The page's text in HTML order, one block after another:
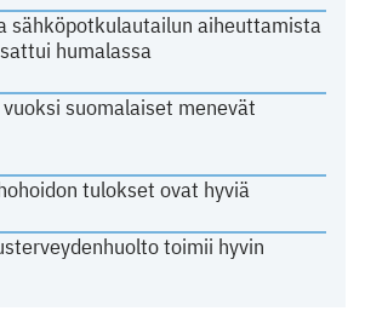
sähköpotkulautailun aiheuttamista
humalassa
suomalaiset menevät
tulokset ovat hyviä
toimii hyvin